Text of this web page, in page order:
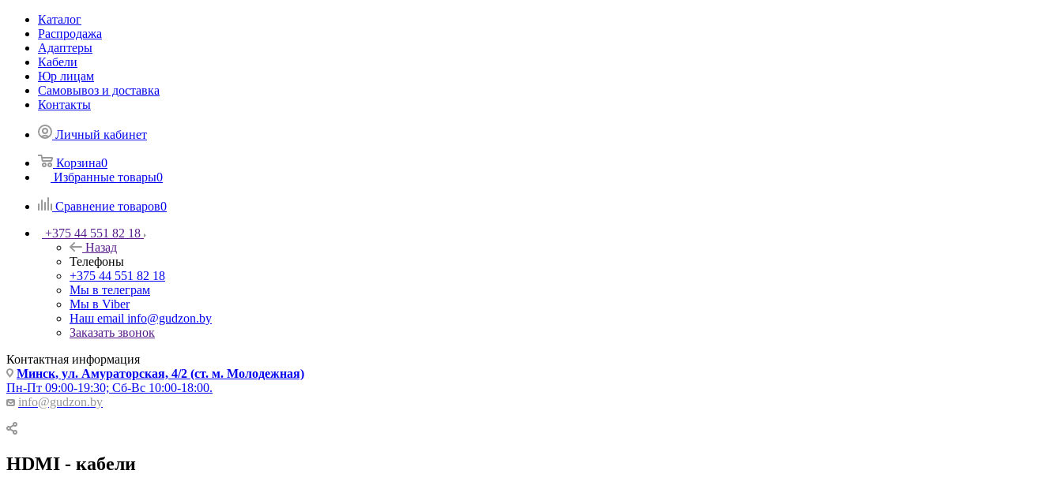
Каталог
Распродажа
Адаптеры
Кабели
Юр лицам
Самовывоз и доставка
Контакты
Личный кабинет
Корзина0
Избранные товары0
Сравнение товаров0
+375 44 551 82 18
Назад
Телефоны
+375 44 551 82 18
Мы в телеграм
Мы в Viber
Наш email info@gudzon.by
Заказать звонок
Контактная информация
Минск, ул. Амураторская, 4/2 (ст. м. Молодежная)
Пн-Пт 09:00-19:30; Сб-Вс 10:00-18:00.
info@gudzon.by
HDMI - кабели